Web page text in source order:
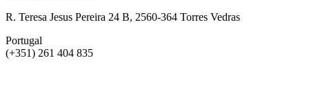
R. Teresa Jesus Pereira 24 B, 2560-364 Torres Vedras
Portugal
(+351) 261 404 835